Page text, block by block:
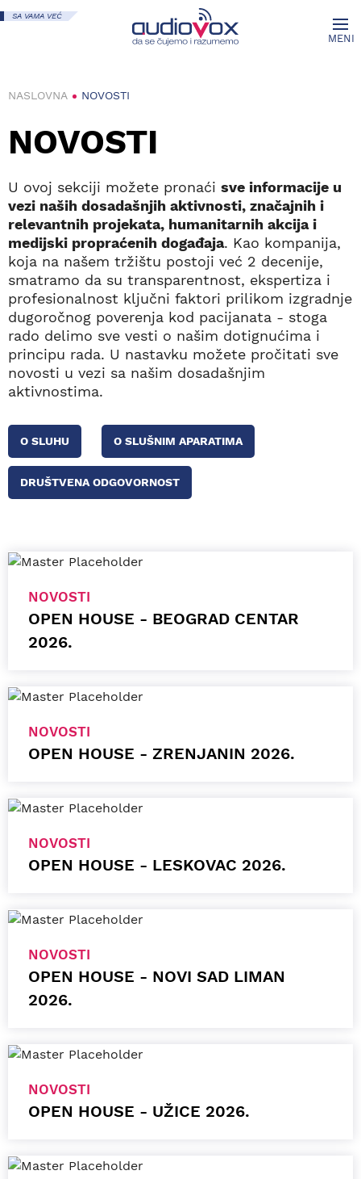
SA VAMA VEĆ
MENI
NASLOVNA NOVOSTI
NOVOSTI
U ovoj sekciji možete pronaći sve informacije u
vezi naših dosadašnjih aktivnosti, značajnih i
relevantnih projekata, humanitarnih akcija i
medijski propraćenih događaja. Kao kompanija,
koja na našem tržištu postoji već 2 decenije,
smatramo da su transparentnost, ekspertiza i
profesionalnost ključni faktori prilikom izgradnje
dugoročnog poverenja kod pacijanata - stoga
rado delimo sve vesti o našim dotignućima i
principu rada. U nastavku možete pročitati sve
novosti u vezi sa našim dosadašnjim
aktivnostima.
O SLUHU O SLUŠNIM APARATIMA
DRUŠTVENA ODGOVORNOST
NOVOSTI
OPEN HOUSE - BEOGRAD CENTAR
2026.
NOVOSTI
OPEN HOUSE - ZRENJANIN 2026.
NOVOSTI
OPEN HOUSE - LESKOVAC 2026.
NOVOSTI
OPEN HOUSE - NOVI SAD LIMAN
2026.
NOVOSTI
OPEN HOUSE - UŽICE 2026.